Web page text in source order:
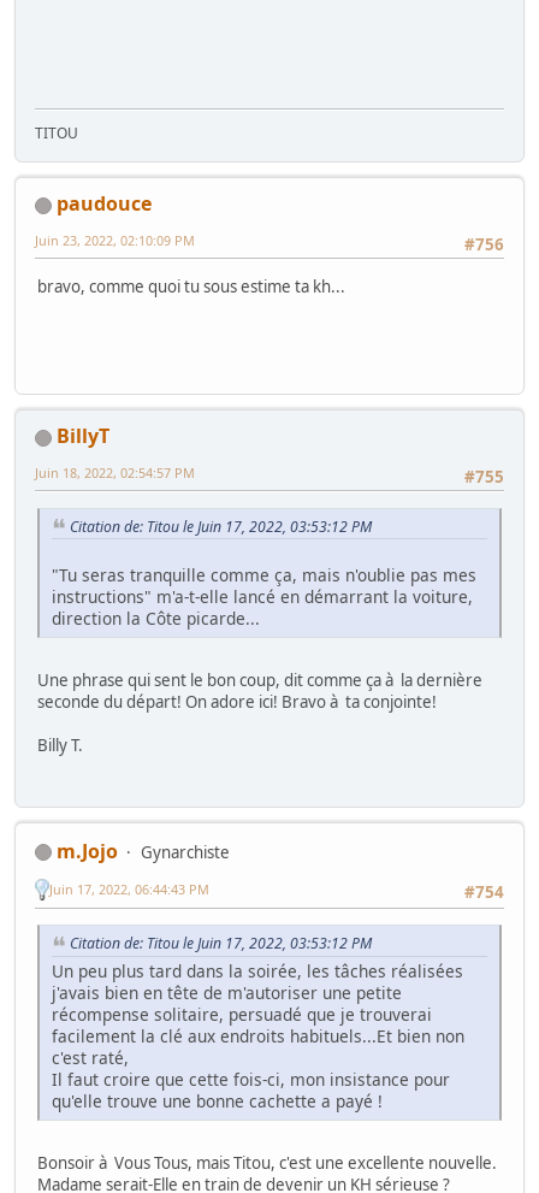
TITOU
paudouce
#756
Juin 23, 2022, 02:10:09 PM
bravo, comme quoi tu sous estime ta kh...
BillyT
#755
Juin 18, 2022, 02:54:57 PM
Citation de: Titou le Juin 17, 2022, 03:53:12 PM
"Tu seras tranquille comme ça, mais n'oublie pas mes
instructions" m'a-t-elle lancé en démarrant la voiture,
direction la Côte picarde...
Une phrase qui sent le bon coup, dit comme ça à la dernière
seconde du départ! On adore ici! Bravo à ta conjointe!
Billy T.
m.Jojo
Gynarchiste
#754
Juin 17, 2022, 06:44:43 PM
Citation de: Titou le Juin 17, 2022, 03:53:12 PM
Un peu plus tard dans la soirée, les tâches réalisées
j'avais bien en tête de m'autoriser une petite
récompense solitaire, persuadé que je trouverai
facilement la clé aux endroits habituels...Et bien non
c'est raté,
Il faut croire que cette fois-ci, mon insistance pour
qu'elle trouve une bonne cachette a payé !
Bonsoir à Vous Tous, mais Titou, c'est une excellente nouvelle.
Madame serait-Elle en train de devenir un KH sérieuse ?